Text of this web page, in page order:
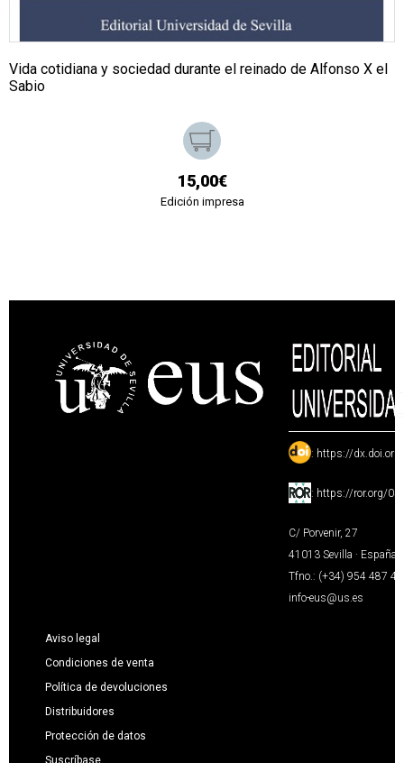
Vida cotidiana y sociedad durante el reinado de Alfonso X el
Sabio
15,00€
Edición impresa
: https://
: https://ror.org/
C/ Porvenir, 27
41013 Sevilla · España
Tfno.: (+34) 954 487
info-eus@us.es
Aviso legal
Condiciones de venta
Política de devoluciones
Distribuidores
Protección de datos